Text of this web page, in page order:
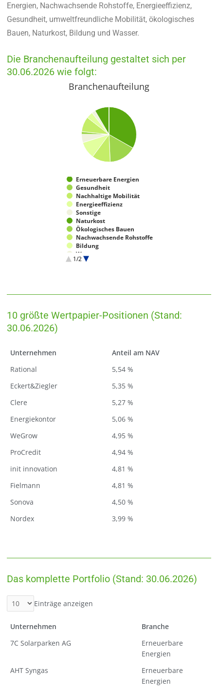
Energien, Nachwachsende Rohstoffe, Energieeffizienz,
Gesundheit, umweltfreundliche Mobilität, ökologisches
Bauen, Naturkost, Bildung und Wasser.
Die Branchenaufteilung gestaltet sich per
30.06.2026 wie folgt:
Branchenaufteilung
Erneuerbare Energien
Gesundheit
Nachhaltige Mobilität
Energieeffizienz
Sonstige
Naturkost
Ökologisches Bauen
Nachwachsende Rohstoffe
Bildung
Wasser
Finanzdienstleister
1/2
10 größte Wertpapier-Positionen (Stand:
30.06.2026)
Unternehmen
Anteil am NAV
Rational
5,54 %
Eckert&Ziegler
5,35 %
Clere
5,27 %
Energiekontor
5,06 %
WeGrow
4,95 %
ProCredit
4,94 %
init innovation
4,81 %
Fielmann
4,81 %
Sonova
4,50 %
Nordex
3,99 %
Das komplette Portfolio (Stand: 30.06.2026)
Einträge anzeigen
Unternehmen
Branche
7C Solarparken AG
Erneuerbare
Energien
AHT Syngas
Erneuerbare
Energien